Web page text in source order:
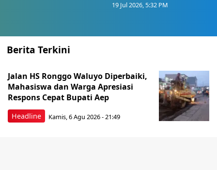
19 Jul 2026, 5:32 PM
Berita Terkini
Headline
Jalan HS Ronggo Waluyo Diperbaiki,
Mahasiswa dan Warga Apresiasi
Respons Cepat Bupati Aep
Kamis, 6 Agu 2026 - 21:49